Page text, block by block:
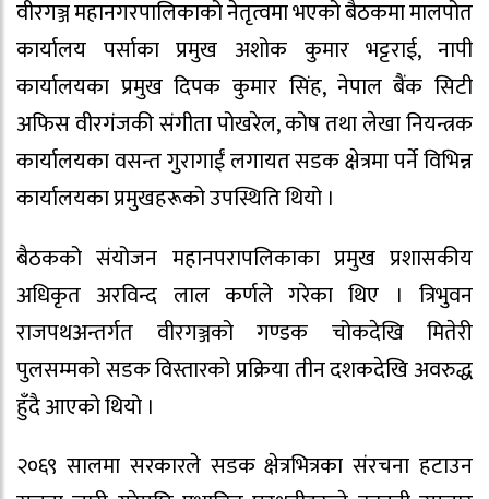
वीरगञ्ज महानगरपालिकाको नेतृत्वमा भएको बैठकमा मालपोत
कार्यालय पर्साका प्रमुख अशोक कुमार भट्टराई, नापी
कार्यालयका प्रमुख दिपक कुमार सिंह, नेपाल बैंक सिटी
अफिस वीरगंजकी संगीता पोखरेल, कोष तथा लेखा नियन्त्रक
कार्यालयका वसन्त गुरागाईं लगायत सडक क्षेत्रमा पर्ने विभिन्न
कार्यालयका प्रमुखहरूको उपस्थिति थियो ।
बैठकको संयोजन महानपरापलिकाका प्रमुख प्रशासकीय
अधिकृत अरविन्द लाल कर्णले गरेका थिए । त्रिभुवन
राजपथअन्तर्गत वीरगञ्जको गण्डक चोकदेखि मितेरी
पुलसम्मको सडक विस्तारको प्रक्रिया तीन दशकदेखि अवरुद्ध
हुँदै आएको थियो ।
२०६९ सालमा सरकारले सडक क्षेत्रभित्रका संरचना हटाउन